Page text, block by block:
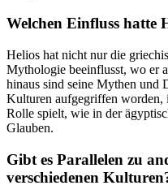
Welchen Einfluss hatte
Helios hat nicht nur die
Mythologie ⁢beeinflusst, wo​ er
hinaus ⁤sind seine Mythen ⁤und
Kulturen aufgegriffen worden,
Rolle spielt,⁣ wie in der
Glauben.
Gibt es Parallelen‌ zu
verschiedenen